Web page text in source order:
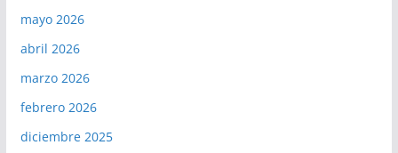
mayo 2026
abril 2026
marzo 2026
febrero 2026
diciembre 2025